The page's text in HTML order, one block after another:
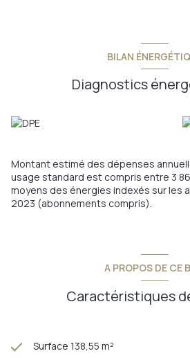
BILAN
Diagnostics
Montant estimé des dépenses
usage standard est compris entre 3
moyens des énergies indexés sur les
2023 (abonnements compris).
A PROPOS DE CE
Caractéristiques
Surface 138,55 m²